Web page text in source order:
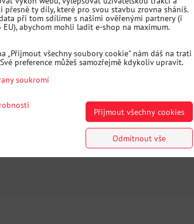
zkrácené
přesně ty díly, které pro svou stavbu zrovna sháníš.
při tom sdílíme s našimi ověřenými partnery (i
EU), abychom mohli ladit e-shop na maximum.
„Přijmout všechny soubory cookie" nám dáš na trati
preference můžeš samozřejmě kdykoliv upravit.
soukromí
Přijmout všechny cookies
Odmítnout vše